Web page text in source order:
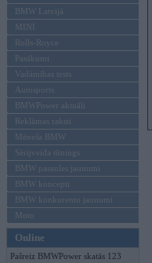
BMW Latvijā
MINI
Rolls-Royce
Pasākumi
Vadāmības tests
Autosports
BMWPower aktuāli
Reklāmas raksti
Mēneša BMW
Sērijveida tūnings
BMW pasaules jaunumi
BMW koncepti
BMW konkurentu jaunumi
Moto
Online
Pašreiz BMWPower skatās 123